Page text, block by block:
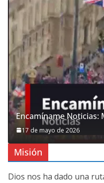
Encamíname Noticias:
17 de mayo de 2026
Misión
Dios nos ha dado una